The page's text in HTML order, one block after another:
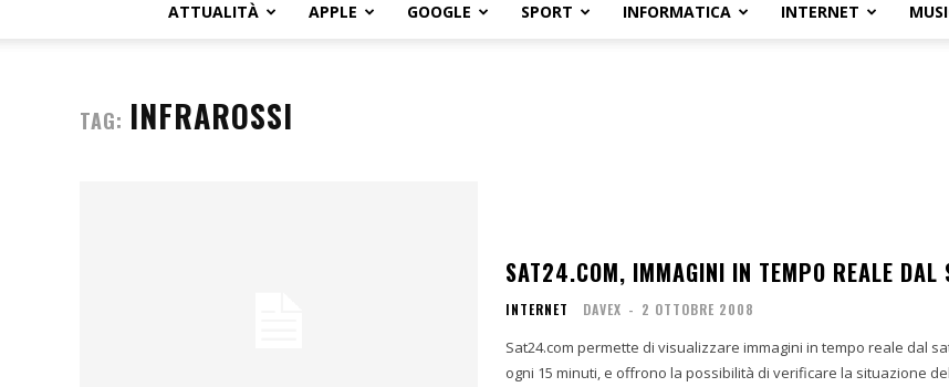
ATTUALITÀ APPLE GOOGLE SPORT INFORMATICA INTERNET
TAG: INFRAROSSI
SAT24.COM, IMMAGINI IN TEMPO REALE DAL
INTERNET DAVEX - 2 OTTOBRE 2008
Sat24.com permette di visualizzare immagini in tempo reale dal
ogni 15 minuti, e offrono la possibilità di verificare la situazione